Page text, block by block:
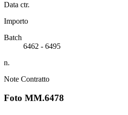
Data ctr.
Importo
Batch
6462 - 6495
n.
Note Contratto
Foto MM.6478